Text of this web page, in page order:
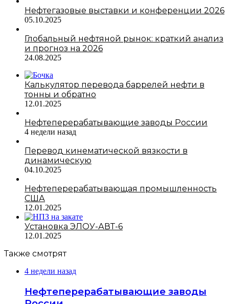
Нефтегазовые выставки и конференции 2026
05.10.2025
Глобальный нефтяной рынок: краткий анализ
и прогноз на 2026
24.08.2025
Калькулятор перевода баррелей нефти в
тонны и обратно
12.01.2025
Нефтеперерабатывающие заводы России
4 недели назад
Перевод кинематической вязкости в
динамическую
04.10.2025
Нефтеперерабатывающая промышленность
США
12.01.2025
Установка ЭЛОУ-АВТ-6
12.01.2025
Также смотрят
4 недели назад
Нефтеперерабатывающие заводы